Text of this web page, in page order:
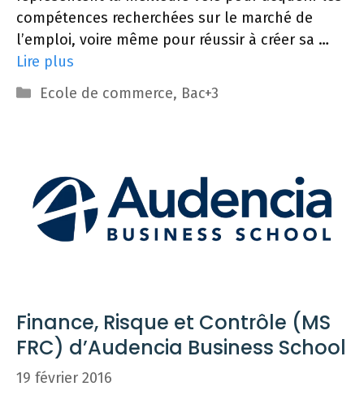
compétences recherchées sur le marché de
l’emploi, voire même pour réussir à créer sa …
Lire plus
Catégories
Ecole de commerce, Bac+3
Finance, Risque et Contrôle (MS
FRC) d’Audencia Business School
19 février 2016